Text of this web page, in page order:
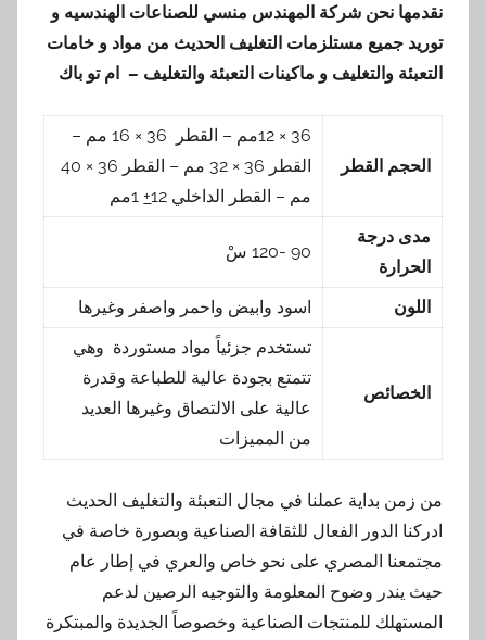
نقدمها نحن شركة المهندس منسي للصناعات الهندسيه و
توريد جميع مستلزمات التغليف الحديث من مواد و خامات
التعبئة والتغليف و ماكينات التعبئة والتغليف – ام تو باك
الحجم القطر
36 × 12مم – القطر 36 × 16 مم –
القطر 36 × 32 مم – القطر 36 × 40
مم – القطر الداخلي 12
+1مم
مدى درجة
الحرارة
90 -120 سْ
اللون اسود وابيض واحمر واصفر وغيرها
الخصائص
تستخدم جزئياً مواد مستوردة وهي
تتمتع بجودة عالية للطباعة وقدرة
عالية على الالتصاق وغيرها العديد
من المميزات
من زمن بداية عملنا في مجال التعبئة والتغليف الحديث
ادركنا الدور الفعال للثقافة الصناعية وبصورة خاصة في
مجتمعنا المصري على نحو خاص والعري في إطار عام
حيث يندر وضوح المعلومة والتوجيه الرصين لدعم
المستهلك للمنتجات الصناعية وخصوصاً الجديدة والمبتكرة